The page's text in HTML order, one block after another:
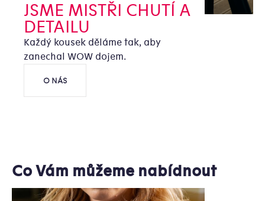
JSME MISTŘI CHUTÍ A
DETAILU
Každý kousek děláme tak, aby
zanechal WOW dojem.
O NÁS
Co Vám můžeme nabídnout